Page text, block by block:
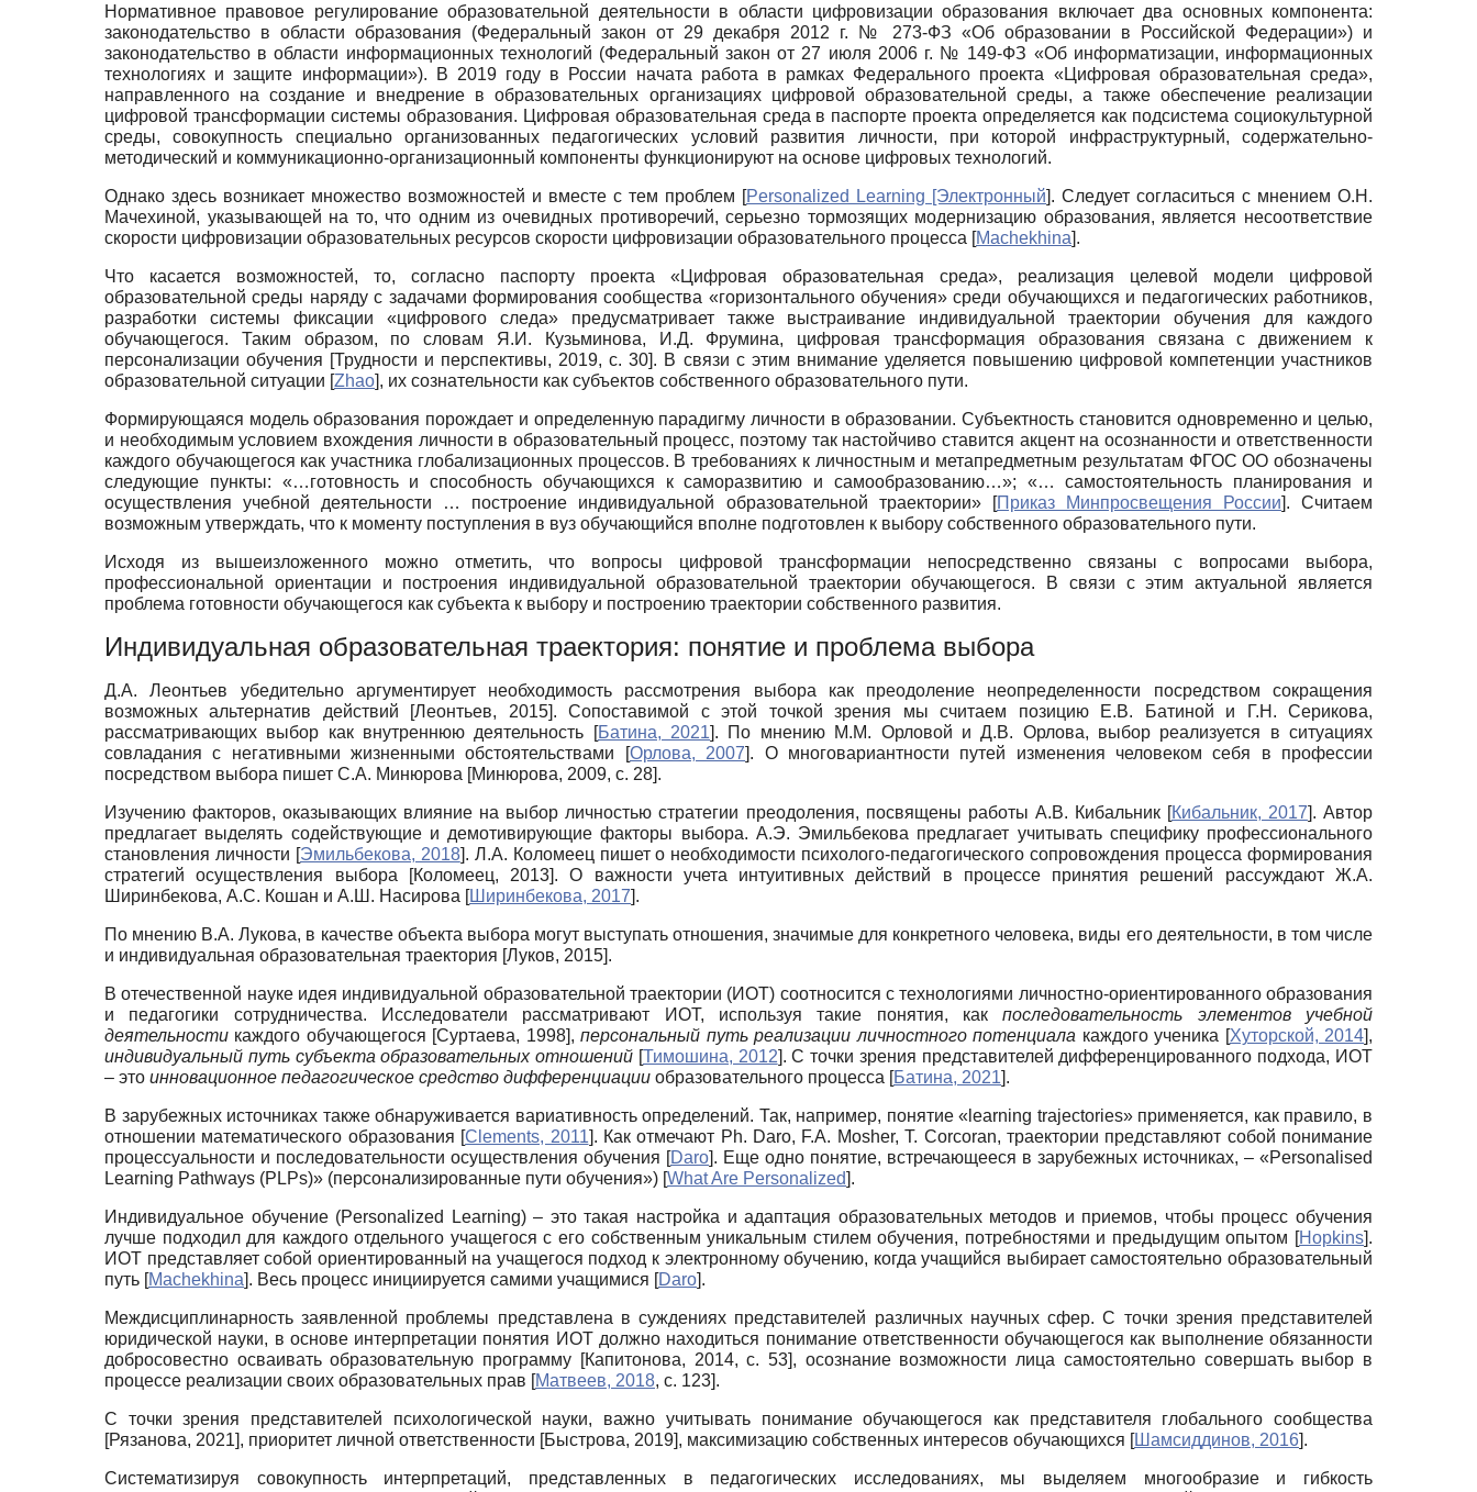
Нормативное правовое регулирование образовательной деятельности в области цифровизации образования включает два основных компонента:
законодательство в области образования (Федеральный закон от 29 декабря 2012 г. № 273-ФЗ «Об образовании в Российской Федерации») и
законодательство в области информационных технологий (Федеральный закон от 27 июля 2006 г. № 149-ФЗ «Об информатизации, информационных
технологиях и защите информации»). В 2019 году в России начата работа в рамках Федерального проекта «Цифровая образовательная среда»,
направленного на создание и внедрение в образовательных организациях цифровой образовательной среды, а также обеспечение реализации
цифровой трансформации системы образования. Цифровая образовательная среда в паспорте проекта определяется как подсистема социокультурной
среды, совокупность специально организованных педагогических условий развития личности, при которой инфраструктурный, содержательно-
методический и коммуникационно-организационный компоненты функционируют на основе цифровых технологий.
Однако здесь возникает множество возможностей и вместе с тем проблем [Personalized Learning [Электронный]. Следует согласиться с мнением О.Н.
Мачехиной, указывающей на то, что одним из очевидных противоречий, серьезно тормозящих модернизацию образования, является несоответствие
скорости цифровизации образовательных ресурсов скорости цифровизации образовательного процесса [Machekhina].
Что касается возможностей, то, согласно паспорту проекта «Цифровая образовательная среда», реализация целевой модели цифровой
образовательной среды наряду с задачами формирования сообщества «горизонтального обучения» среди обучающихся и педагогических работников,
разработки системы фиксации «цифрового следа» предусматривает также выстраивание индивидуальной траектории обучения для каждого
обучающегося. Таким образом, по словам Я.И. Кузьминова, И.Д. Фрумина, цифровая трансформация образования связана с движением к
персонализации обучения [Трудности и перспективы, 2019, с. 30]. В связи с этим внимание уделяется повышению цифровой компетенции участников
образовательной ситуации [Zhao], их сознательности как субъектов собственного образовательного пути.
Формирующаяся модель образования порождает и определенную парадигму личности в образовании. Субъектность становится одновременно и целью,
и необходимым условием вхождения личности в образовательный процесс, поэтому так настойчиво ставится акцент на осознанности и ответственности
каждого обучающегося как участника глобализационных процессов. В требованиях к личностным и метапредметным результатам ФГОС ОО обозначены
следующие пункты: «…готовность и способность обучающихся к саморазвитию и самообразованию…»; «… самостоятельность планирования и
осуществления учебной деятельности … построение индивидуальной образовательной траектории»
[Приказ Минпросвещения России]. Считаем
возможным утверждать, что к моменту поступления в вуз обучающийся вполне подготовлен к выбору собственного образовательного пути.
Исходя из вышеизложенного можно отметить, что вопросы цифровой трансформации непосредственно связаны с вопросами выбора,
профессиональной ориентации и построения индивидуальной образовательной траектории обучающегося. В связи с этим актуальной является
проблема готовности обучающегося как субъекта к выбору и построению траектории собственного развития.
Индивидуальная образовательная траектория: понятие и проблема выбора
Д.А. Леонтьев убедительно аргументирует необходимость рассмотрения выбора как преодоление неопределенности посредством сокращения
возможных альтернатив действий [Леонтьев, 2015]. Сопоставимой с этой точкой зрения мы считаем позицию Е.В. Батиной и Г.Н. Серикова,
рассматривающих выбор как внутреннюю деятельность
[Батина, 2021]. По мнению М.М. Орловой и Д.В. Орлова, выбор реализуется в ситуациях
совладания с негативными жизненными обстоятельствами
[Орлова, 2007]. О многовариантности путей изменения человеком себя в профессии
посредством выбора пишет С.А. Минюрова [Минюрова, 2009, с. 28].
Изучению факторов, оказывающих влияние на выбор личностью стратегии преодоления, посвящены работы А.В. Кибальник [Кибальник, 2017]. Автор
предлагает выделять содействующие и демотивирующие факторы выбора. А.Э. Эмильбекова предлагает учитывать специфику профессионального
становления личности [Эмильбекова, 2018]. Л.А. Коломеец пишет о необходимости психолого-педагогического сопровождения процесса формирования
стратегий осуществления выбора
[Коломеец, 2013]. О важности учета интуитивных действий в процессе принятия решений рассуждают Ж.А.
Ширинбекова, А.С. Кошан и А.Ш. Насирова [Ширинбекова, 2017].
По мнению В.А. Лукова, в качестве объекта выбора могут выступать отношения, значимые для конкретного человека, виды его деятельности, в том числе
и индивидуальная образовательная траектория [Луков, 2015].
В отечественной науке идея индивидуальной образовательной траектории (ИОТ) соотносится с технологиями личностно-ориентированного образования
и педагогики сотрудничества. Исследователи рассматривают ИОТ, используя такие понятия, какпоследовательность элементов учебной
деятельности каждого обучающегося [Суртаева, 1998],персональный путь реализации личностного потенциала каждого ученика [Хуторской, 2014],
индивидуальный путь субъекта образовательных отношений [Тимошина, 2012]. С точки зрения представителей дифференцированного подхода, ИОТ
– это инновационное педагогическое средство дифференциации образовательного процесса [Батина, 2021].
В зарубежных источниках также обнаруживается вариативность определений. Так, например, понятие «learning trajectories» применяется, как правило, в
отношении математического образования [Clements, 2011]. Как отмечают Ph. Daro, F.A. Mosher, T. Corcoran, траектории представляют собой понимание
процессуальности и последовательности осуществления обучения [Daro]. Еще одно понятие, встречающееся в зарубежных источниках, – «Personalised
Learning Pathways (PLPs)» (персонализированные пути обучения») [What Are Personalized].
Индивидуальное обучение (Personalized Learning) – это такая настройка и адаптация образовательных методов и приемов, чтобы процесс обучения
лучше подходил для каждого отдельного учащегося с его собственным уникальным стилем обучения, потребностями и предыдущим опытом [Hopkins].
ИОТ представляет собой ориентированный на учащегося подход к электронному обучению, когда учащийся выбирает самостоятельно образовательный
путь [Machekhina]. Весь процесс инициируется самими учащимися [Daro].
Междисциплинарность заявленной проблемы представлена в суждениях представителей различных научных сфер. С точки зрения представителей
юридической науки, в основе интерпретации понятия ИОТ должно находиться понимание ответственности обучающегося как выполнение обязанности
добросовестно осваивать образовательную программу [Капитонова, 2014, c. 53], осознание возможности лица самостоятельно совершать выбор в
процессе реализации своих образовательных прав [Матвеев, 2018, c. 123].
С точки зрения представителей психологической науки, важно учитывать понимание обучающегося как представителя глобального сообщества
[Рязанова, 2021], приоритет личной ответственности [Быстрова, 2019], максимизацию собственных интересов обучающихся [Шамсиддинов, 2016].
Систематизируя совокупность интерпретаций, представленных в педагогических исследованиях, мы выделяем многообразие и гибкость